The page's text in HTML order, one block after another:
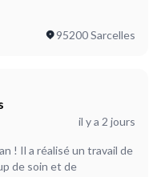
95200 Sarcelles
il y a 2 jours
! Il a réalisé un travail de
de soin et de